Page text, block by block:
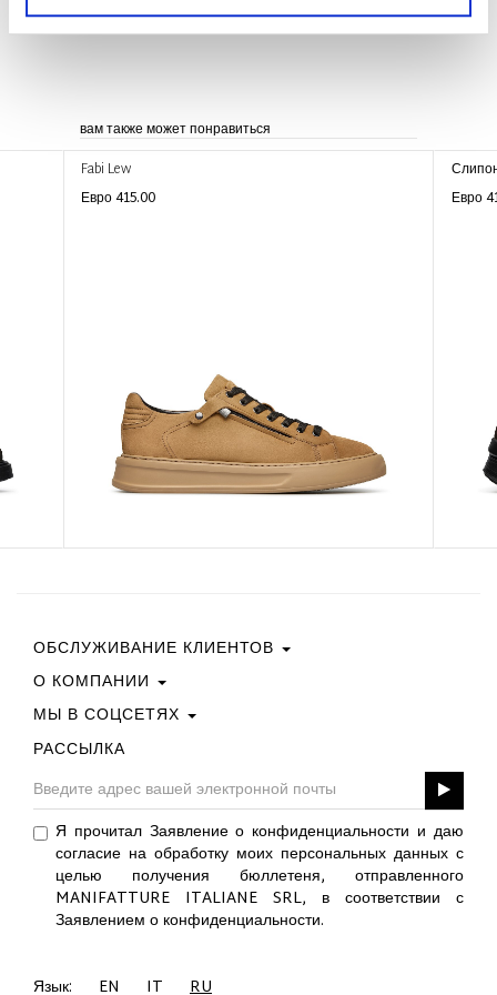
Заявлением о конфиденциальности.
вам также может понравиться
Fabi Lew
Евро 415.00
Евро
ОБСЛУЖИВАНИЕ КЛИЕНТОВ
Свяжитесь С Нами
Условия Покупки
Руководство По Выбору Размера
О КОМПАНИИ
Политика Конфиденциальности
Политика В Отношении Файлов Cookie
GPSR
МЫ В СОЦСЕТЯХ
Facebook
Instagram
Pinterest
Twitter
YouTube
LinkedIn
РАССЫЛКА
Я прочитал Заявление о конфиденциальности и даю
согласие на обработку моих персональных данных с
целью получения бюллетеня, отправленного
MANIFATTURE ITALIANE SRL, в соответствии с
Заявлением о конфиденциальности.
Язык: EN IT RU